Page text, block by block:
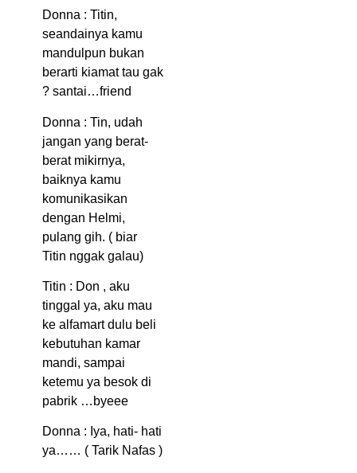
Donna : Titin,
seandainya kamu
mandulpun bukan
berarti kiamat tau gak
? santai…friend
Donna : Tin, udah
jangan yang berat-
berat mikirnya,
baiknya kamu
komunikasikan
dengan Helmi,
pulang gih. ( biar
Titin nggak galau)
Titin : Don , aku
tinggal ya, aku mau
ke alfamart dulu beli
kebutuhan kamar
mandi, sampai
ketemu ya besok di
pabrik …byeee
Donna : Iya, hati- hati
ya…… ( Tarik Nafas )